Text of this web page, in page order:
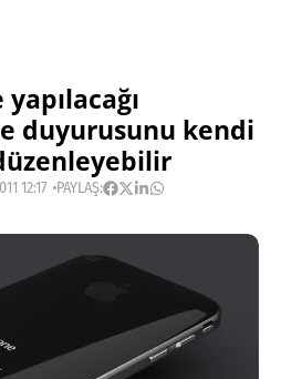
duyurusunu kendi
12:17 PAYLAŞ: